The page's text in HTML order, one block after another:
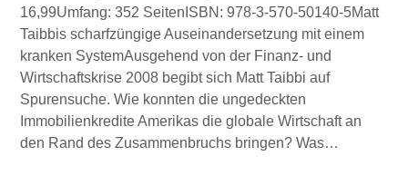
16,99Umfang: 352 SeitenISBN: 978-3-570-50140-5Matt
Taibbis scharfzüngige Auseinandersetzung mit einem
kranken SystemAusgehend von der Finanz- und
Wirtschaftskrise 2008 begibt sich Matt Taibbi auf
Spurensuche. Wie konnten die ungedeckten
Immobilienkredite Amerikas die globale Wirtschaft an
den Rand des Zusammenbruchs bringen? Was…